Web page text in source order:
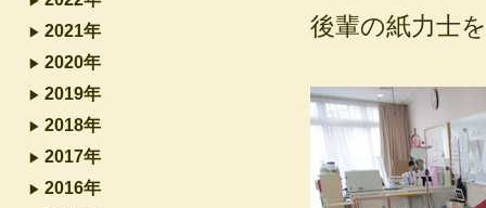
後輩の紙力士
2021年
2020年
2019年
2018年
2017年
2016年